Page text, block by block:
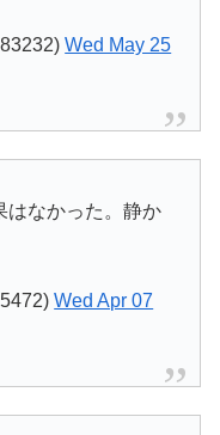
Wed May 25
はなかった。静か
Wed Apr 07